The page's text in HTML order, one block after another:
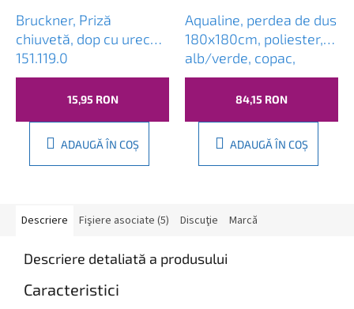
Bruckner, Priză
chiuvetă, dop cu ureche,
151.119.0
15,95 RON
ADAUGĂ ÎN COŞ
Aqualine, perdea de dus
180x180cm, poliester,
alb/verde, copac,
ZP009/180
84,15 RON
ADAUGĂ ÎN COŞ
Descriere Fişiere asociate (5) Discuţie Marcă
Descriere detaliată a produsului
Caracteristici